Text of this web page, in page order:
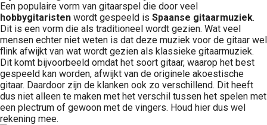
Een populaire vorm van gitaarspel die door veel
hobbygitaristen wordt gespeeld is Spaanse gitaarmuziek.
Dit is een vorm die als traditioneel wordt gezien. Wat veel
mensen echter niet weten is dat deze muziek voor de gitaar wel
flink afwijkt van wat wordt gezien als klassieke gitaarmuziek.
Dit komt bijvoorbeeld omdat het soort gitaar, waarop het best
gespeeld kan worden, afwijkt van de originele akoestische
gitaar. Daardoor zijn de klanken ook zo verschillend. Dit heeft
dus niet alleen te maken met het verschil tussen het spelen met
een plectrum of gewoon met de vingers. Houd hier dus wel
rekening mee.